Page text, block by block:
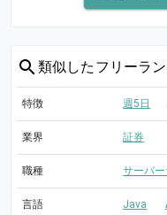
類似した フリーラ
特徴 週5日
業界 証券
職種 サーバ
言語 Java